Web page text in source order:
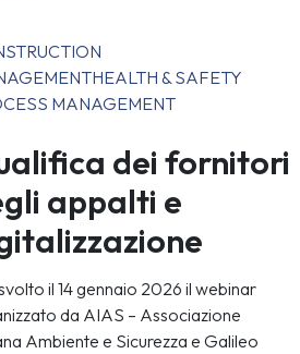
HEALTH & SAFETY
MANAGEMENT
dei fornitori
appalti e
il 14 gennaio 2026 il webinar
da AIAS – Associazione
Ambiente e Sicurezza e Galileo